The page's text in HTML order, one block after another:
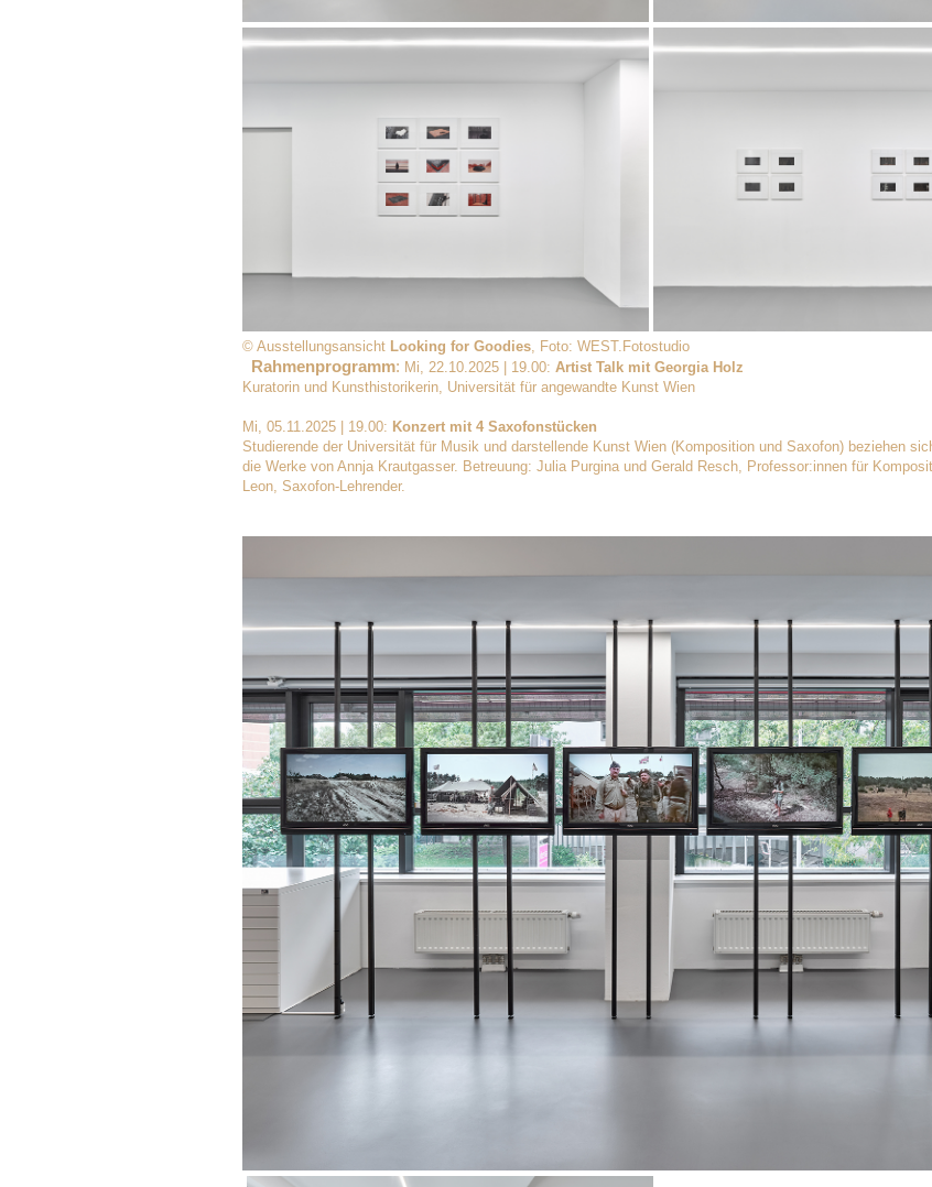
© Ausstellungsansicht Looking for Goodies Foto: WEST.Fotostudio
Rahmenprogramm: Mi, 22.10.2025 | 19.00: Artist Talk mit Georgia Holz
Kuratorin und Kunsthistorikerin, Universität für angewandte Kunst Wien
Mi, 05.11.2025 | 19.00: Konzert mit 4 Saxofonstücken
Studierende der Universität für Musik und darstellende Kunst Wien (Komposition und Saxofon) beziehen
die Werke von Annja Krautgasser. Betreuung: Julia Purgina und Gerald Resch, Professor:innen für
Leon, Saxofon-Lehrender.